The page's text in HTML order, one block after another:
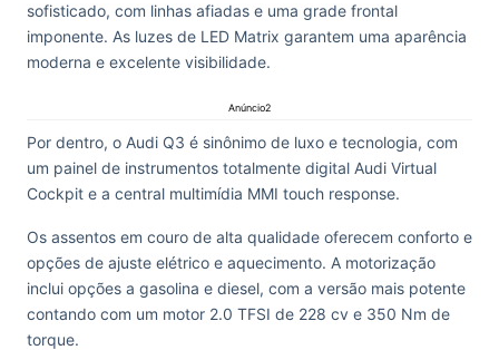
sofisticado, com linhas afiadas e uma grade frontal
imponente. As luzes de LED Matrix garantem uma aparência
moderna e excelente visibilidade.
Anúncio2
Por dentro, o Audi Q3 é sinônimo de luxo e tecnologia, com
um painel de instrumentos totalmente digital Audi Virtual
Cockpit e a central multimídia MMI touch response.
Os assentos em couro de alta qualidade oferecem conforto e
opções de ajuste elétrico e aquecimento. A motorização
inclui opções a gasolina e diesel, com a versão mais potente
contando com um motor 2.0 TFSI de 228 cv e 350 Nm de
torque.